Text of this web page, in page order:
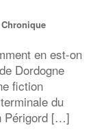
Chronique
en est-on
Dordogne
fiction
du
Périgord […]